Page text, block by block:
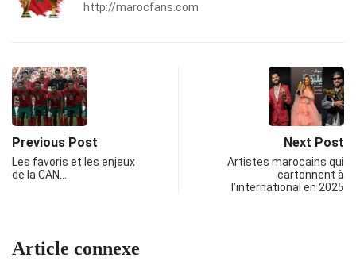
http://marocfans.com
Previous Post
Les favoris et les enjeux
de la CAN…
Next Post
Artistes marocains qui
cartonnent à
l’international en 2025
Article connexe